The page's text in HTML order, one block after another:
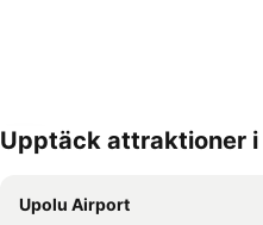
Förstora kartan
Upptäck attraktioner i
Upolu Airport